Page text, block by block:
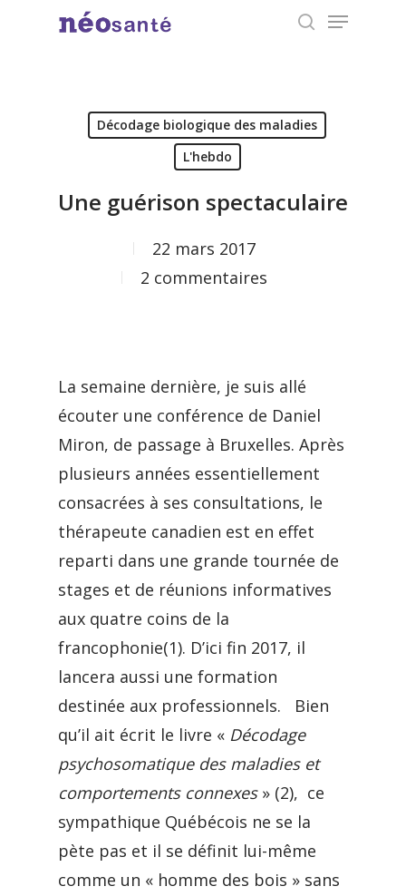
Menu
Décodage biologique des maladies
L'hebdo
Une guérison spectaculaire
22 mars 2017
2 commentaires
La semaine dernière, je suis allé
écouter une conférence de Daniel
Miron, de passage à Bruxelles. Après
plusieurs années essentiellement
consacrées à ses consultations, le
thérapeute canadien est en effet
reparti dans une grande tournée de
stages et de réunions informatives
aux quatre coins de la
francophonie(1). D’ici fin 2017, il
lancera aussi une formation
destinée aux professionnels. Bien
qu’il ait écrit le livre « Décodage
psychosomatique des maladies et
comportements connexes » (2), ce
sympathique Québécois ne se la
pète pas et il se définit lui-même
comme un « homme des bois » sans